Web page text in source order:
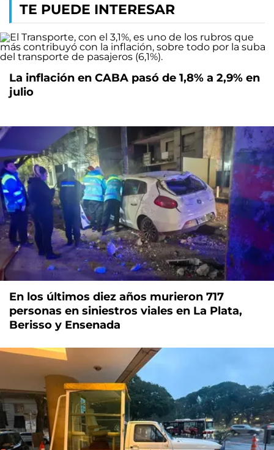
TE PUEDE INTERESAR
La inflación en CABA pasó de 1,8% a 2,9% en
julio
En los últimos diez años murieron 717
personas en siniestros viales en La Plata,
Berisso y Ensenada